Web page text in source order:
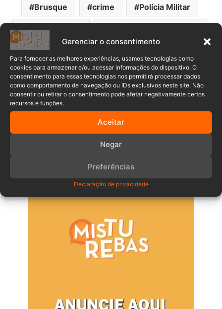
Gerenciar o consentimento
Para fornecer as melhores experiências, usamos tecnologias como
cookies para armazenar e/ou acessar informações do dispositivo. O
consentimento para essas tecnologias nos permitirá processar dados
como comportamento de navegação ou IDs exclusivos neste site. Não
consentir ou retirar o consentimento pode afetar negativamente certos
recursos e funções.
Aceitar
Negar
Preferências
Declaração de privacidade
Brusque crime Polícia Militar
Santa Catarina
Comentários